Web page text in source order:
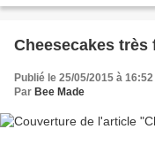
Cheesecakes
Publié le 25/05/2015 à 16:52
Par Bee Made